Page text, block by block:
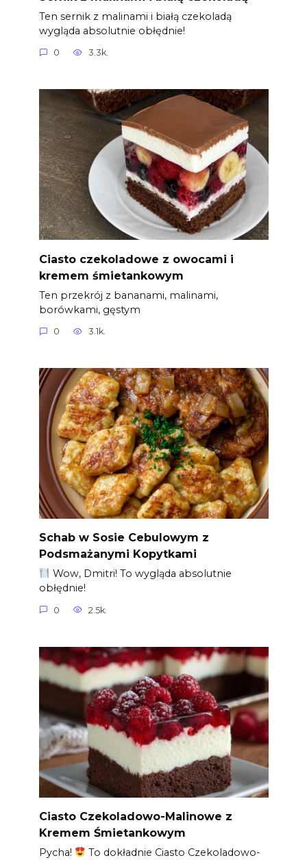
Ten sernik z malinami i białą czekoladą
wygląda absolutnie obłędnie!
0 3.3k.
Ciasto czekoladowe z owocami i
kremem śmietankowym
Ten przekrój z bananami, malinami,
borówkami, gęstym
0 3.1k.
Schab w Sosie Cebulowym z
Podsmażanymi Kopytkami
Wow, Dmitri! To wygląda absolutnie
obłędnie!
0 2.5k.
Ciasto Czekoladowo-Malinowe z
Kremem Śmietankowym
Pycha!
To dokładnie Ciasto Czekoladowo-